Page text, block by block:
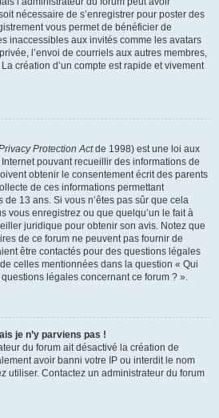
nécessaire de s’enregistrer pour poster des
vous permet de bénéficier de
inaccessibles aux invités comme les avatars
l’envoi de courriels aux autres membres,
création d’un compte est rapide et vivement
Protection Actde 1998) est une loi aux
pouvant recueillir des informations de
obtenir le consentement écrit des parents
de ces informations permettant
de 13 ans. Si vous n’êtes pas sûr que cela
vous enregistrez ou que quelqu’un le fait à
juridique pour obtenir son avis. Notez que
de ce forum ne peuvent pas fournir de
être contactés pour des questions légales
celles mentionnées dans la question « Qui
légales concernant ce forum ? ».
je n’y parviens pas !
du forum ait désactivé la création de
avoir banni votre IP ou interdit le nom
utiliser. Contactez un administrateur du forum